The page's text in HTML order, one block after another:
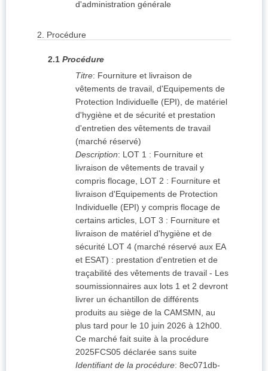
d'administration générale
2. Procédure
2.1 Procédure
Titre: Fourniture et livraison de
vêtements de travail, d'Equipements de
Protection Individuelle (EPI), de matériel
d'hygiène et de sécurité et prestation
d'entretien des vêtements de travail
(marché réservé)
Description: LOT 1 : Fourniture et
livraison de vêtements de travail y
compris flocage, LOT 2 : Fourniture et
livraison d'Equipements de Protection
Individuelle (EPI) y compris flocage de
certains articles, LOT 3 : Fourniture et
livraison de matériel d'hygiène et de
sécurité LOT 4 (marché réservé aux EA
et ESAT) : prestation d'entretien et de
traçabilité des vêtements de travail - Les
soumissionnaires aux lots 1 et 2 devront
livrer un échantillon de différents
produits au siège de la CAMSMN, au
plus tard pour le 10 juin 2026 à 12h00.
Ce marché fait suite à la procédure
2025FCS05 déclarée sans suite
Identifiant de la procédure: 8ec071db-